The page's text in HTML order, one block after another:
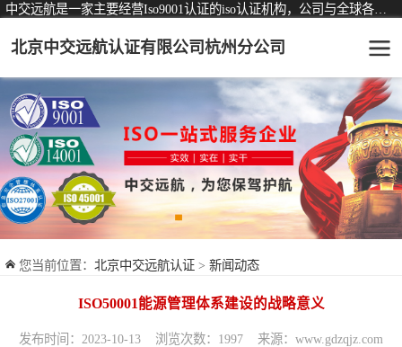
北京中交远航认证有限公司杭州分公司
您当前位置： 北京中交远航认证 > 新闻动态
ISO50001能源管理体系建设的战略意义
发布时间：2023-10-13 浏览次数：1997 来源：www.gdzqjz.com
认证服务 可从事认证业务一览表
ISO9001质量管理体系认证
ISO14001环境管理体系认证
ISO45001职业健康安全管理体系认证
交通运输服务认证
ISO27001信息安全管理体系认证